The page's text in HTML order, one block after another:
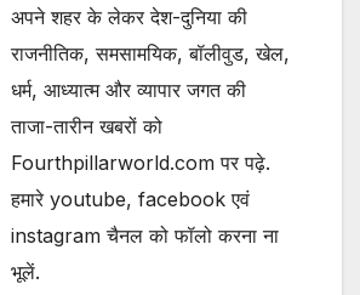
अपने शहर के लेकर देश-दुनिया की
राजनीतिक, समसामयिक, बॉलीवुड, खेल,
धर्म, आध्यात्म और व्यापार जगत की
ताजा-तारीन खबरों को
Fourthpillarworld.com पर पढ़े.
हमारे youtube, facebook एवं
instagram चैनल को फॉलो करना ना
भूलें.